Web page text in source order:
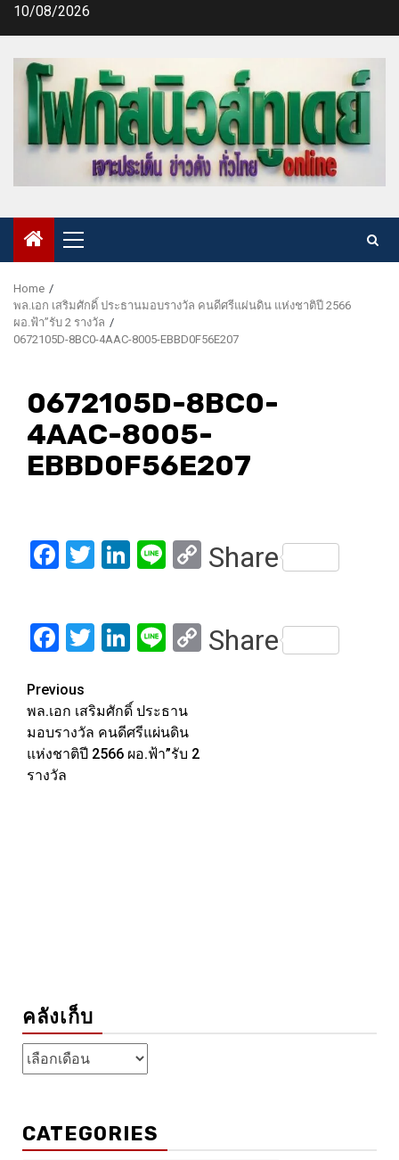
Skip10/08/2026
Primary
Menu
Home
พล.เอก เสริมศักดิ์ ประธานมอบรางวัล คนดีศรีแผ่นดิน แห่งชาติปี 2566
ผอ.ฟ้า”รับ 2 รางวัล
0672105D-8BC0-4AAC-8005-EBBD0F56E207
0672105D-8BC0-
4AAC-8005-
EBBD0F56E207
Facebook
Twitter
LinkedIn
LineCopy
Share
Facebook
Twitter
LinkedIn
LineCopy
Share
Post
navigation
Previous
พล.เอก เสริมศักดิ์ ประธาน
มอบรางวัล คนดีศรีแผ่นดิน
แห่งชาติปี 2566 ผอ.ฟ้า”รับ 2
รางวัล
คลังเก็บ
คลัง
เก็บ
CATEGORIES